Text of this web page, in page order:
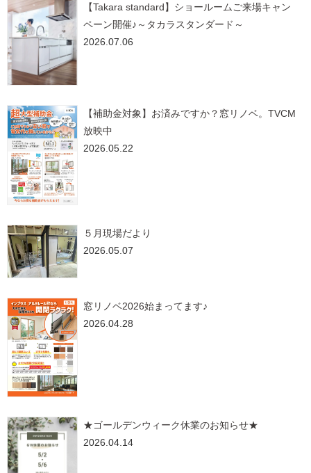
【Takara standard】ショールームご来場キャン
ペーン開催♪～タカラスタンダード～
2026.07.06
【補助金対象】お済みですか？窓リノベ。TVCM
放映中
2026.05.22
５月現場だより
2026.05.07
窓リノベ2026始まってます♪
2026.04.28
★ゴールデンウィーク休業のお知らせ★
2026.04.14